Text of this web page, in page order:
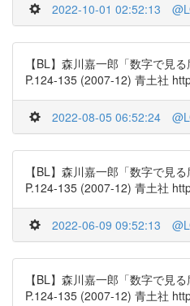
2022-10-01 02:52:13
【BL】森川嘉一郎「数字で見
P.124-135 (2007-12) 青土社
2022-08-05 06:52:24
【BL】森川嘉一郎「数字で見
P.124-135 (2007-12) 青土社
2022-06-09 09:52:13
【BL】森川嘉一郎「数字で見
P.124-135 (2007-12) 青土社